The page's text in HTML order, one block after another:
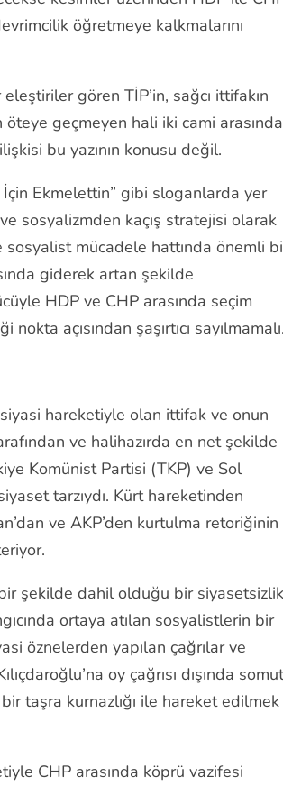
öğretmeye kalkmalarını
gören TİP’in, sağcı ittifakın
geçmeyen hali iki cami arasında
bu yazının konusu değil.
İçin Ekmelettin” gibi sloganlarda yer
sosyalizmden kaçış stratejisi olarak
sosyalist mücadele hattında önemli
giderek artan şekilde
HDP ve CHP arasında seçim
açısından şaşırtıcı
hareketiyle olan ittifak ve onun
ve halihazırda en net şekilde
Komünist Partisi (TKP) ve Sol
tarzıydı. Kürt hareketinden
ve AKP’den kurtulma retoriğinin
şekilde dahil olduğu bir siyasetsizlik
ortaya atılan sosyalistlerin bir
öznelerden yapılan çağrılar ve
oy çağrısı dışında somut
taşra kurnazlığı ile hareket edilmek
CHP arasında köprü vazifesi